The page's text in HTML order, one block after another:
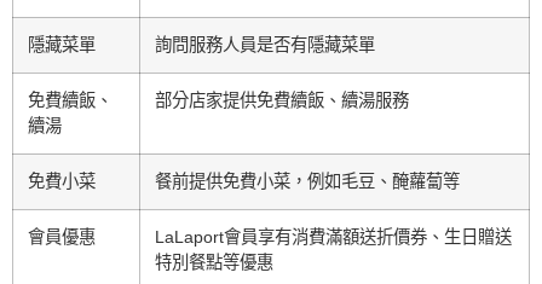
隱藏菜單 詢問服務人員是否有隱藏菜單
免費續飯、
續湯
部分店家提供免費續飯、續湯服務
免費小菜 餐前提供免費小菜，例如毛豆、醃蘿蔔等
會員優惠
LaLaport會員享有消費滿額送折價券、生日贈送
特別餐點等優惠